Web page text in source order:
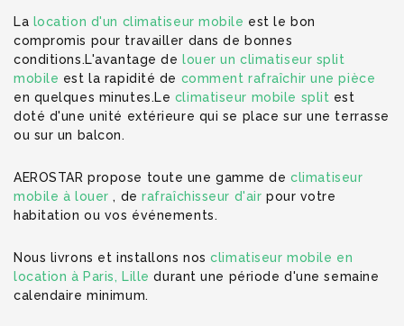
La location d'un climatiseur mobile est le bon
compromis pour travailler dans de bonnes
conditions.L'avantage de louer un climatiseur split
mobile est la rapidité de comment rafraîchir une pièce
en quelques minutes.Le climatiseur mobile split est
doté d'une unité extérieure qui se place sur une terrasse
ou sur un balcon.
AEROSTAR propose toute une gamme declimatiseur
mobile à louer , derafraîchisseur d'air pour votre
habitation ou vos événements.
Nous livrons et installons nosclimatiseur mobile en
location à Paris, Lille durant une période d'une semaine
calendaire minimum.